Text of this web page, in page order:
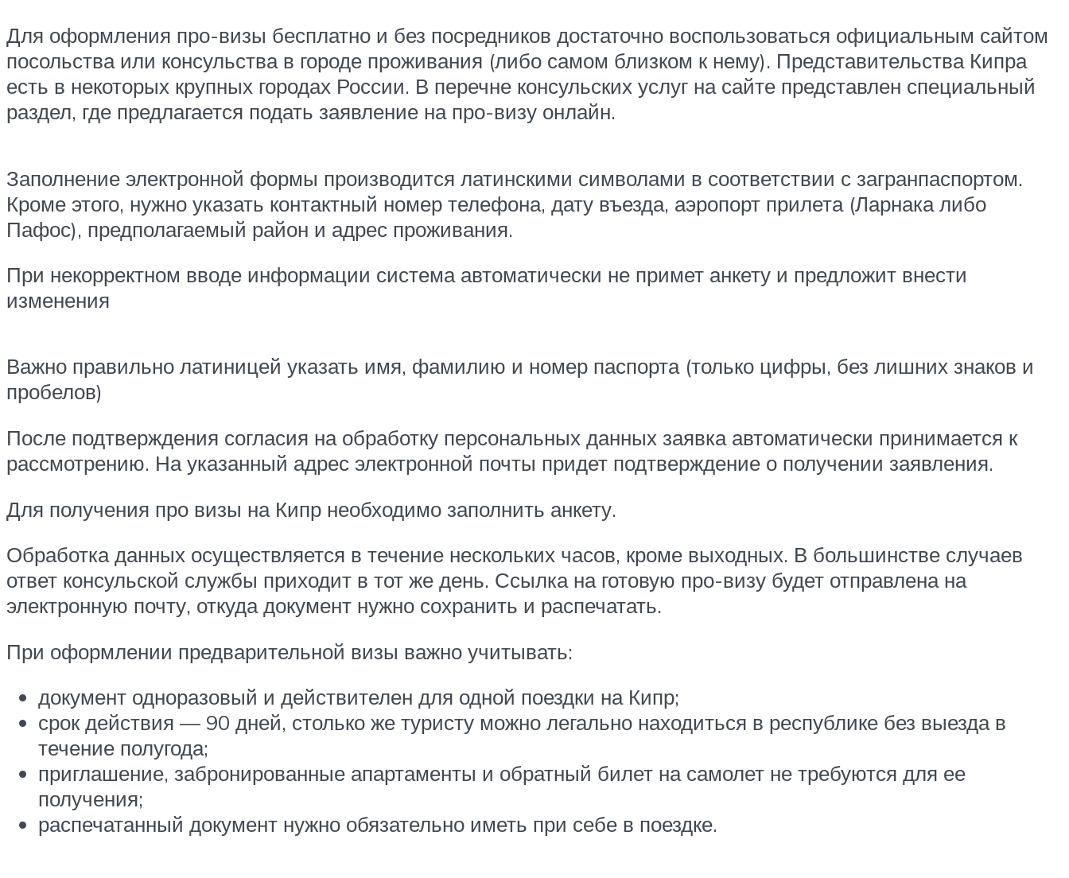
Для оформления про-визы бесплатно и без посредников достаточно воспользоваться официальным сайтом
посольства или консульства в городе проживания (либо самом близком к нему). Представительства Кипра
есть в некоторых крупных городах России. В перечне консульских услуг на сайте представлен специальный
раздел, где предлагается подать заявление на про-визу онлайн.
Заполнение электронной формы производится латинскими символами в соответствии с загранпаспортом.
Кроме этого, нужно указать контактный номер телефона, дату въезда, аэропорт прилета (Ларнака либо
Пафос), предполагаемый район и адрес проживания.
При некорректном вводе информации система автоматически не примет анкету и предложит внести
изменения
Важно правильно латиницей указать имя, фамилию и номер паспорта (только цифры, без лишних знаков и
пробелов)
После подтверждения согласия на обработку персональных данных заявка автоматически принимается к
рассмотрению. На указанный адрес электронной почты придет подтверждение о получении заявления.
Для получения про визы на Кипр необходимо заполнить анкету.
Обработка данных осуществляется в течение нескольких часов, кроме выходных. В большинстве случаев
ответ консульской службы приходит в тот же день. Ссылка на готовую про-визу будет отправлена на
электронную почту, откуда документ нужно сохранить и распечатать.
При оформлении предварительной визы важно учитывать:
документ одноразовый и действителен для одной поездки на Кипр;
срок действия — 90 дней, столько же туристу можно легально находиться в республике без выезда в
течение полугода;
приглашение, забронированные апартаменты и обратный билет на самолет не требуются для ее
получения;
распечатанный документ нужно обязательно иметь при себе в поездке.